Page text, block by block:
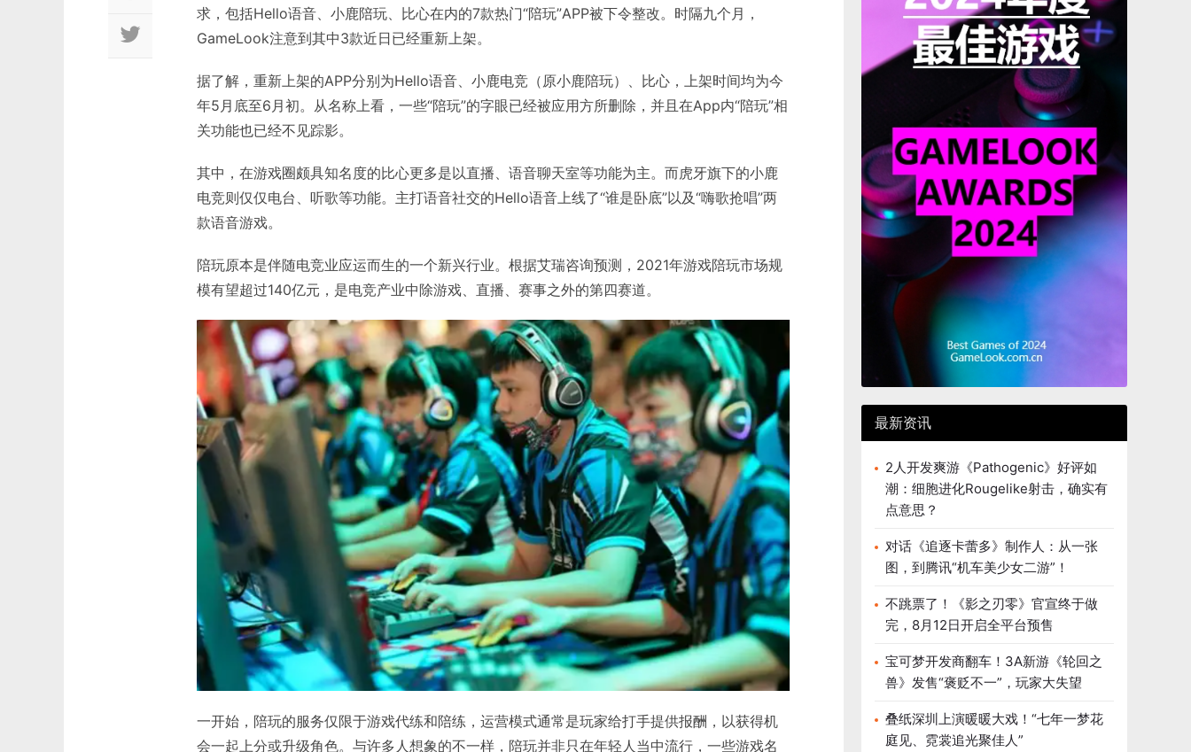
求，包括Hello语音、小鹿陪玩、比心在内的7款热门“陪玩”APP被下令整改。时隔九个月，
GameLook注意到其中3款近日已经重新上架。
据了解，重新上架的APP分别为Hello语音、小鹿电竞（原小鹿陪玩）、比心，上架时间均为今
年5月底至6月初。从名称上看，一些“陪玩”的字眼已经被应用方所删除，并且在App内“陪玩”相
关功能也已经不见踪影。
其中，在游戏圈颇具知名度的比心更多是以直播、语音聊天室等功能为主。而虎牙旗下的小鹿
电竞则仅仅电台、听歌等功能。主打语音社交的Hello语音上线了“谁是卧底”以及“嗨歌抢唱”两
款语音游戏。
陪玩原本是伴随电竞业应运而生的一个新兴行业。根据艾瑞咨询预测，2021年游戏陪玩市场规
模有望超过140亿元，是电竞产业中除游戏、直播、赛事之外的第四赛道。
一开始，陪玩的服务仅限于游戏代练和陪练，运营模式通常是玩家给打手提供报酬，以获得机
会一起上分或升级角色。与许多人想象的不一样，陪玩并非只在年轻人当中流行，一些游戏名
最新资讯
2人开发爽游《Pathogenic》好评如
潮：细胞进化Rougelike射击，确实有
点意思？
对话《追逐卡蕾多》制作人：从一张
图，到腾讯“机车美少女二游”！
不跳票了！《影之刃零》官宣终于做
完，8月12日开启全平台预售
宝可梦开发商翻车！3A新游《轮回之
兽》发售“褒贬不一”，玩家大失望
叠纸深圳上演暖暖大戏！“七年一梦花
庭见、霓裳追光聚佳人”